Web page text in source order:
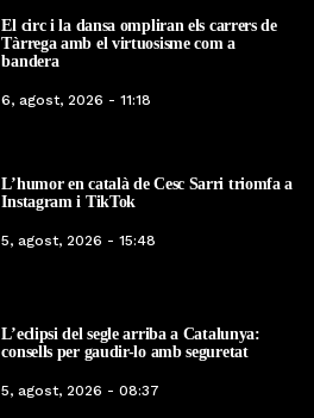
El circ i la dansa ompliran els carrers de
Tàrrega amb el virtuosisme com a
bandera
6, agost, 2026 - 11:18
L’humor en català de Cesc Sarri triomfa a
Instagram i TikTok
5, agost, 2026 - 15:48
L’eclipsi del segle arriba a Catalunya:
consells per gaudir-lo amb seguretat
5, agost, 2026 - 08:37